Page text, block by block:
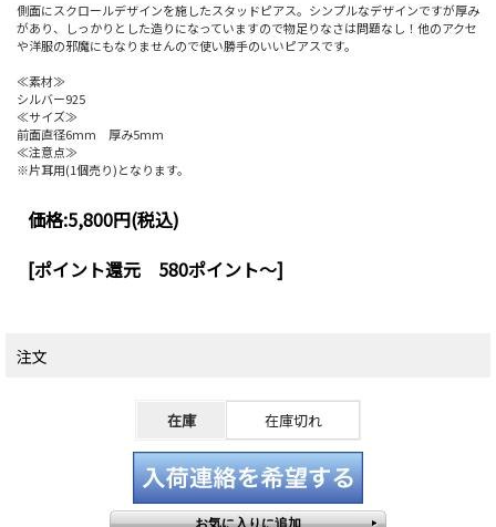
側面にスクロールデザインを施したスタッドピアス。シンプルなデザインですが厚み
があり、しっかりとした造りになっていますので物足りなさは問題なし！他のアクセ
や洋服の邪魔にもなりませんので使い勝手のいいピアスです。
≪素材≫
シルバー925
≪サイズ≫
前面直径6mm 厚み5mm
≪注意点≫
※片耳用(1個売り)となります。
価格:5,800円(税込)
[ポイント還元 580ポイント～]
注文
在庫 在庫切れ